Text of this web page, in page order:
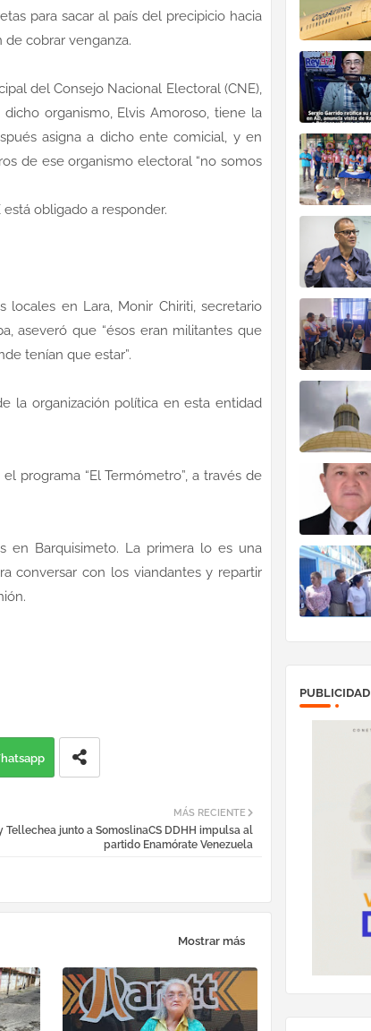
para sacar al país del precipicio hacia
cobrar venganza.
del Consejo Nacional Electoral (CNE),
organismo, Elvis Amoroso, tiene la
asigna a dicho ente comicial, y en
de ese organismo electoral “no somos
obligado a responder.
en Lara, Monir Chiriti, secretario
aseveró que “ésos eran militantes que
tenían que estar”.
la organización política en esta entidad
programa “El Termómetro”, a través de
en Barquisimeto. La primera lo es una
conversar con los viandantes y repartir
MÁS RECIENTE
Tellechea junto a SomoslinaCS DDHH impulsa al
partido Enamórate Venezuela
Mostrar más
PUBLICIDAD